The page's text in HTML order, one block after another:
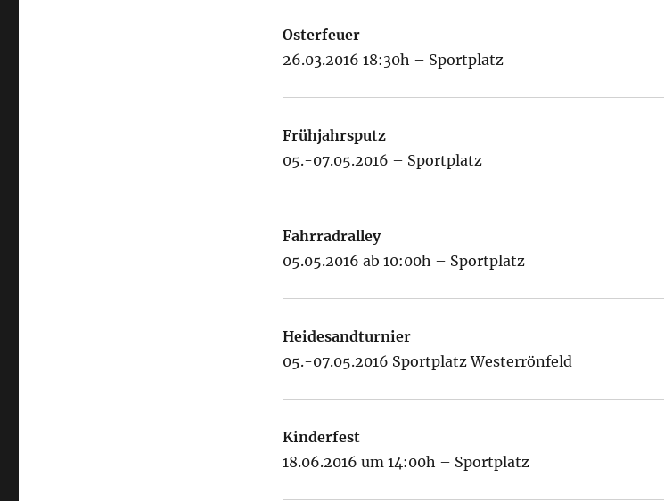
Osterfeuer
26.03.2016 18:30h – Sportplatz
Frühjahrsputz
05.-07.05.2016 – Sportplatz
Fahrradralley
05.05.2016 ab 10:00h – Sportplatz
Heidesandturnier
05.-07.05.2016 Sportplatz Westerrönfeld
Kinderfest
18.06.2016 um 14:00h – Sportplatz